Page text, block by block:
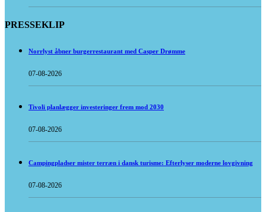
PRESSEKLIP
Norrlyst åbner burgerrestaurant med Casper Drømme
07-08-2026
Tivoli planlægger investeringer frem mod 2030
07-08-2026
Campingpladser mister terræn i dansk turisme: Efterlyser moderne lovgivning
07-08-2026